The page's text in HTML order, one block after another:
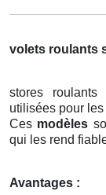
volets roulants
stores
utilisées pour les
Ces modèles
qui les rend
Avantages :